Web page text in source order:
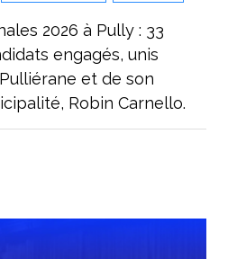
2026 à Pully : 33
engagés, unis
et de son
Robin Carnello.